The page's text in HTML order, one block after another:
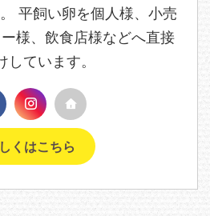
平飼い卵を個人様、小売
様、飲食店様などへ直接
しています。
くはこちら